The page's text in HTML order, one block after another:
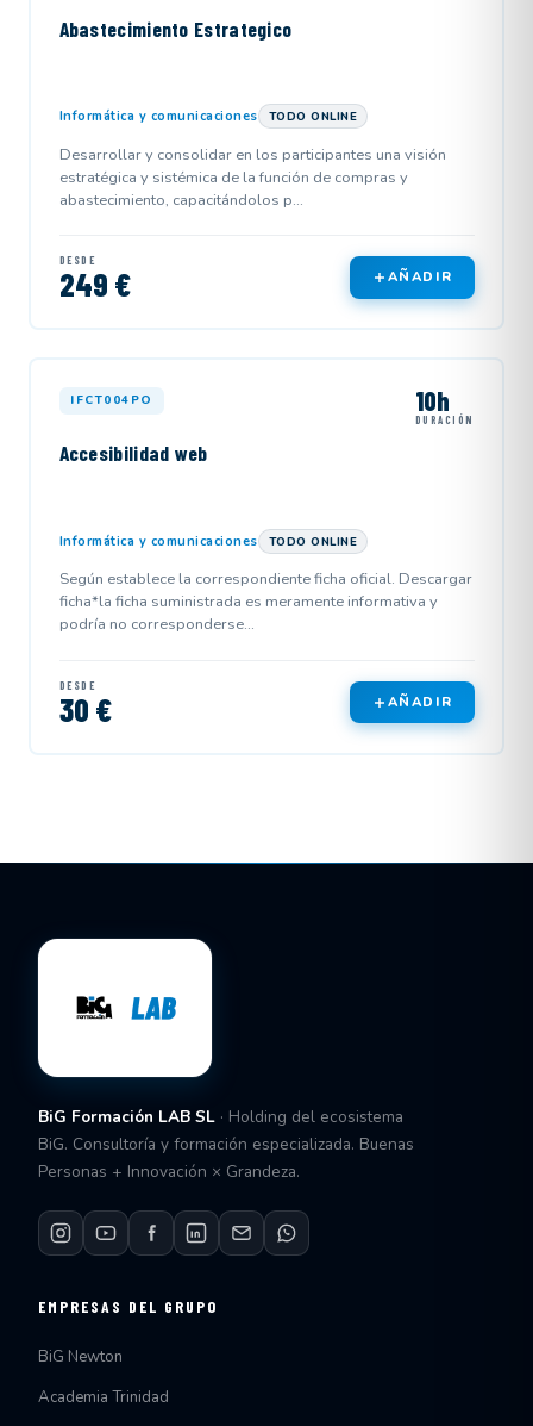
Abastecimiento Estrategico
Informática y comunicaciones TODO ONLINE
Desarrollar y consolidar en los participantes una visión
estratégica y sistémica de la función de compras y
abastecimiento, capacitándolos p...
DESDE
249 € AÑADIR
IFCT004PO 10h
DURACIÓN
Accesibilidad web
Informática y comunicaciones TODO ONLINE
Según establece la correspondiente ficha oficial. Descargar
ficha*la ficha suministrada es meramente informativa y
podría no corresponderse...
DESDE
30 € AÑADIR
BiG Formación LAB SL · Holding del ecosistema
BiG. Consultoría y formación especializada. Buenas
Personas + Innovación × Grandeza.
EMPRESAS DEL GRUPO
BiG Newton
Academia Trinidad